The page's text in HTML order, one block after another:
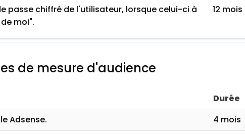
passe chiffré de l'utilisateur, lorsque celui-ci à
moi".
12 mois
de mesure d'audience
Durée
Adsense. 4 mois